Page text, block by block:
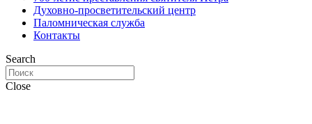
Духовно-просветительский центр
Паломническая служба
Контакты
Search
Close